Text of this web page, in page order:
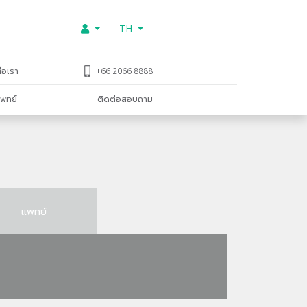
TH
เรา +66 2066 8888
ทย์ ติดต่อสอบถาม
แพทย์